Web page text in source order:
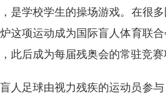
是学校学生的操场游戏。在很
这项运动成为国际盲人体育联
此后成为每届残奥会的常驻竞
人足球由视力残疾的运动员参